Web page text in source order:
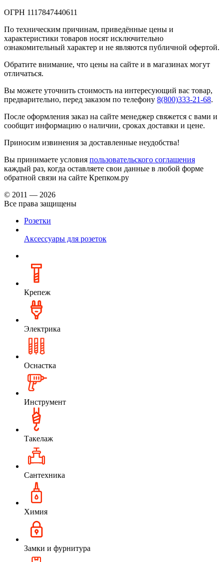
ОГРН 1117847440611
По техническим причинам, приведённые цены и
характеристики товаров носят исключительно
ознакомительный характер и не являются публичной офертой.
Обратите внимание, что цены на сайте и в магазинах могут
отличаться.
Вы можете уточнить стоимость на интересующий вас товар,
предварительно, перед заказом по телефону 8(800)333-21-68.
После оформления заказ на сайте менеджер свяжется с вами и
сообщит информацию о наличии, сроках доставки и цене.
Приносим извинения за доставленные неудобства!
Вы принимаете условия пользовательского соглашения
каждый раз, когда оставляете свои данные в любой форме
обратной связи на сайте Крепком.ру
© 2011 — 2026
Все права защищены
Розетки
Аксессуары для розеток
Крепеж
Электрика
Оснастка
Инструмент
Такелаж
Сантехника
Химия
Замки и фурнитура